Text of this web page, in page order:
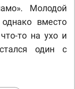
Молодой
вместо
то на ухо и
один с